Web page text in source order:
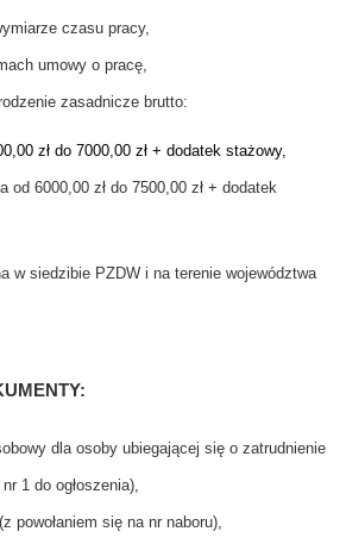
czasu pracy,
umowy o pracę,
zasadnicze brutto:
zł do 7000,00 zł + dodatek stażowy,
od 6000,00 zł do 7500,00 zł + dodatek
w siedzibie PZDW i na terenie województwa
dla osoby ubiegającej się o zatrudnienie
1 do ogłoszenia),
powołaniem się na nr naboru),